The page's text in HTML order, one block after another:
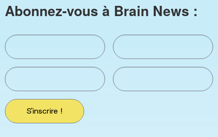
Abonnez-vous à Brain News :
S'inscrire !